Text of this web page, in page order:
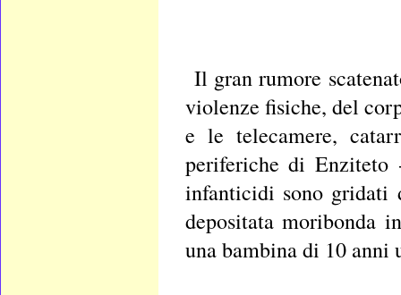
Il gran rumore
violenze fisiche, del
e le telecamere,
periferiche di
infanticidi sono gridati
depositata moribonda
una bambina di 10